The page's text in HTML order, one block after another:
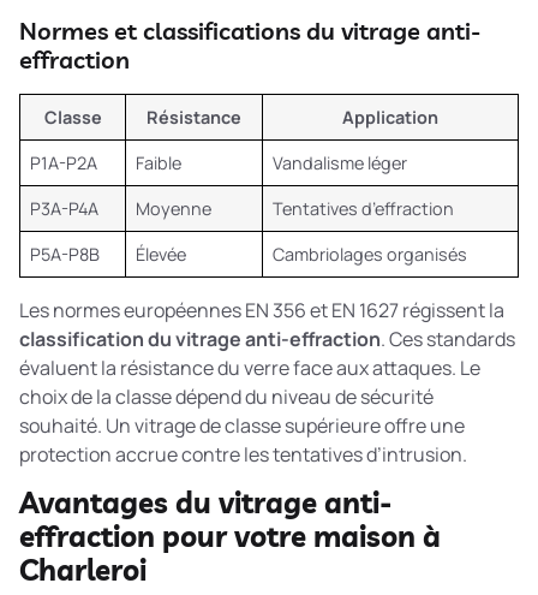
Normes et classifications du vitrage anti-
effraction
Classe Résistance
Application
P1A-P2A
Faible
Vandalisme léger
P3A-P4A
Moyenne
Tentatives d’effraction
P5A-P8B
Élevée Cambriolages organisés
Les normes européennes EN 356 et EN 1627 régissent la
classification du vitrage anti-effraction. Ces standards
évaluent la résistance du verre face aux attaques. Le
choix de la classe dépend du niveau de sécurité
souhaité. Un vitrage de classe supérieure offre une
protection accrue contre les tentatives d’intrusion.
Avantages du vitrage anti-
effraction pour votre maison à
Charleroi